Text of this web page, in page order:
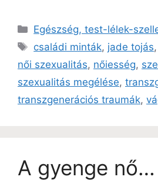
Egészség, test-lélek-
családi minták, jade tojás,
női szexualitás, nőiesség,
szexualitás megélése,
transzgenerációs traumák,
A gyenge nő…